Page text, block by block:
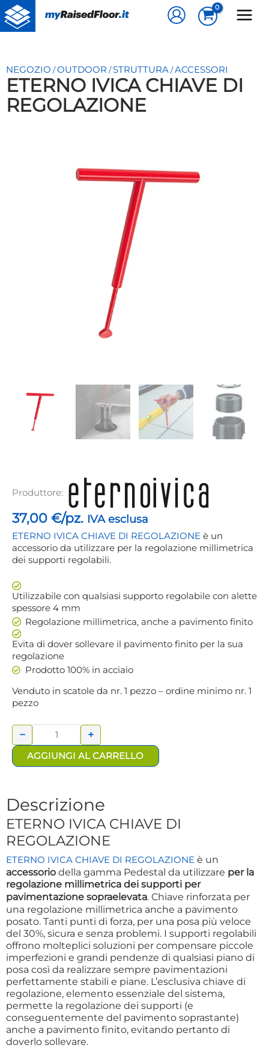
Vai
al
contenuto
NEGOZIO /OUTDOOR /STRUTTURA/ACCESSORI
ETERNO IVICA CHIAVE DI
REGOLAZIONE
Produttore:
37,00 €/pz. IVA esclusa
ETERNO IVICA CHIAVE DI REGOLAZIONE è un
accessorio da utilizzare per la regolazione millimetrica
dei supporti regolabili.
Utilizzabile con qualsiasi supporto regolabile con alette
spessore 4 mm
Regolazione millimetrica, anche a pavimento finito
Evita di dover sollevare il pavimento finito per la sua
regolazione
Prodotto 100% in acciaio
Venduto in scatole da nr. 1 pezzo – ordine minimo nr. 1
pezzo
ETERNO IVICA
REGOLAZIONE
quantità
− +
AGGIUNGI AL CARRELLO
Descrizione
ETERNO IVICA CHIAVE DI
REGOLAZIONE
ETERNO IVICA CHIAVE DI REGOLAZIONE è un
accessorio della gamma Pedestal da utilizzare per la
regolazione millimetrica dei supporti per
pavimentazione sopraelevata. Chiave rinforzata per
una regolazione millimetrica anche a pavimento
posato. Tanti punti di forza, per una posa più veloce
del 30%, sicura e senza problemi. I supporti regolabili
offrono molteplici soluzioni per compensare piccole
imperfezioni e grandi pendenze di qualsiasi piano di
posa così da realizzare sempre pavimentazioni
perfettamente stabili e piane. L’esclusiva chiave di
regolazione, elemento essenziale del sistema,
permette la regolazione dei supporti (e
conseguentemente del pavimento soprastante)
anche a pavimento finito, evitando pertanto di
doverlo sollevare.